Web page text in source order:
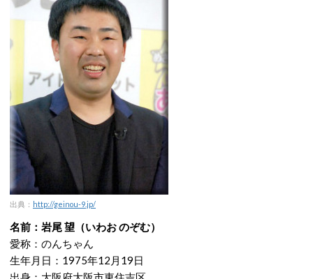
出典： http://geinou-9.jp/
名前：岩尾 望（いわお のぞむ）
愛称：のんちゃん
生年月日：1975年12月19日